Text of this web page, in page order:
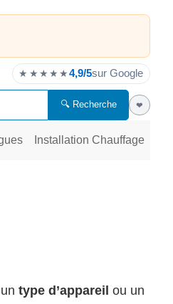
★★★★★4,9/5sur Google
🔍 Recherche ❤
Installation Chauffage
type d’appareil ou un